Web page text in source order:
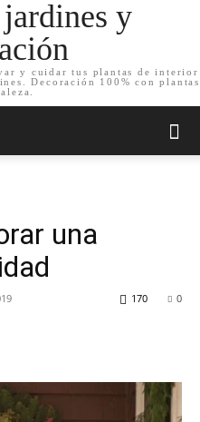
y
y cuidar tus plantas de interior
Decoración 100% con plantas
una
0
170